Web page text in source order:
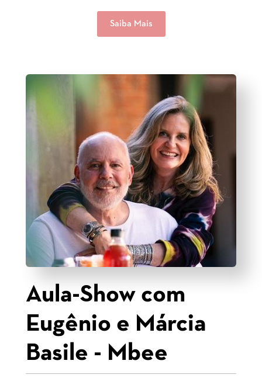
Saiba Mais
Aula-Show com
Eugênio e Márcia
Basile - Mbee